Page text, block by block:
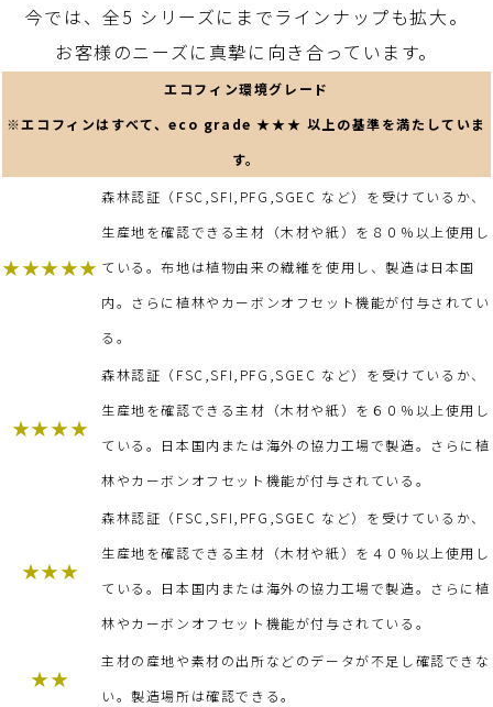
今では、全5 シリーズにまでラインナップも拡大。
お客様のニーズに真摯に向き合っています。
エコフィン環境グレード
※エコフィンはすべて、eco grade ★★★ 以上の基準を満たしていま
す。
★★★★★
森林認証（FSC,SFI,PFG,SGEC など）を受けているか、
生産地を確認できる主材（木材や紙）を８０％以上使用し
ている。布地は植物由来の繊維を使用し、製造は日本国
内。さらに植林やカーボンオフセット機能が付与されてい
る。
★★★★
森林認証（FSC,SFI,PFG,SGEC など）を受けているか、
生産地を確認できる主材（木材や紙）を６０％以上使用し
ている。日本国内または海外の協力工場で製造。さらに植
林やカーボンオフセット機能が付与されている。
★★★
森林認証（FSC,SFI,PFG,SGEC など）を受けているか、
生産地を確認できる主材（木材や紙）を４０％以上使用し
ている。日本国内または海外の協力工場で製造。さらに植
林やカーボンオフセット機能が付与されている。
★★
主材の産地や素材の出所などのデータが不足し確認できな
い。製造場所は確認できる。